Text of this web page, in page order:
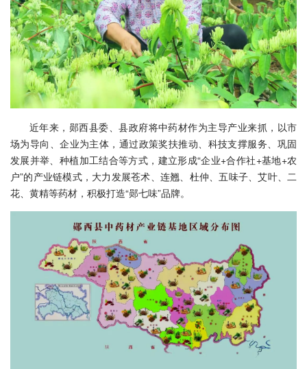
近年来，郧西县委、县政府将中药材作为主导产业来抓，以市
场为导向、企业为主体，通过政策奖扶推动、科技支撑服务、巩固
发展并举、种植加工结合等方式，建立形成“企业+合作社+基地+农
户”的产业链模式，大力发展苍术、连翘、杜仲、五味子、艾叶、二
花、黄精等药材，积极打造“郧七味”品牌。